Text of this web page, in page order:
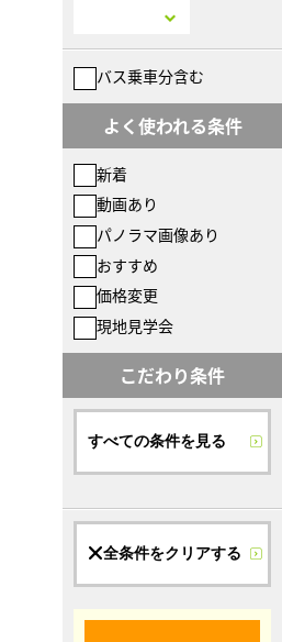
バス乗車分含む
よく使われる条件
新着
動画あり
パノラマ画像あり
おすすめ
価格変更
現地見学会
こだわり条件
すべての条件を見る
全条件をクリアする